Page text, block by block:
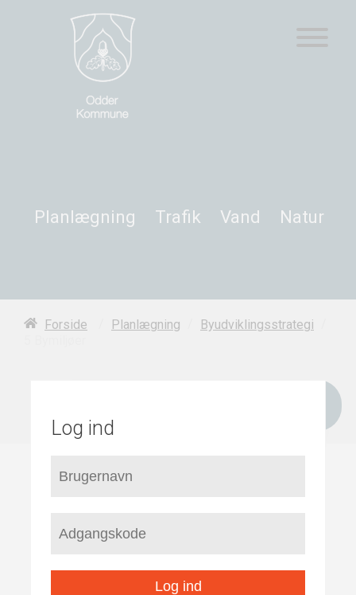
Planlægning Trafik Vand Natur
Forside Planlægning Byudviklingsstrategi
Log ind
Log ind